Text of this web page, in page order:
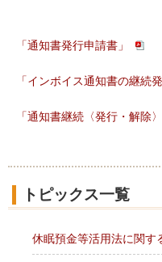
「通知書発行申請書」
「インボイス通知書の継続
「通知書継続〈発行・解除
トピックス一覧
休眠預金等活用法に関す